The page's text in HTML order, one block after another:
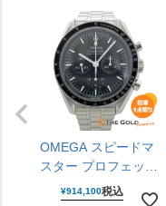
OMEGA スピードマ
スター プロフェッシ
ョナル
¥914,100税込